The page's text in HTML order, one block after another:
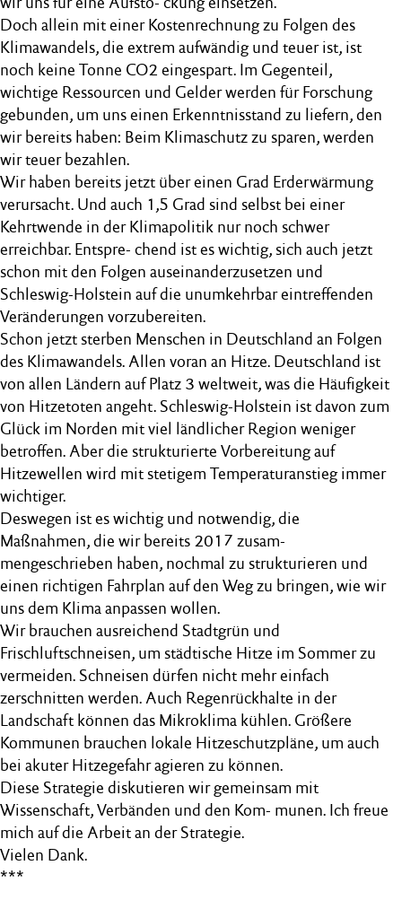
Doch allein mit einer Kostenrechnung zu Folgen des
Klimawandels, die extrem aufwändig und teuer ist, ist
noch keine Tonne CO2 eingespart. Im Gegenteil,
wichtige Ressourcen und Gelder werden für Forschung
gebunden, um uns einen Erkenntnisstand zu liefern, den
wir bereits haben: Beim Klimaschutz zu sparen, werden
wir teuer bezahlen.
Wir haben bereits jetzt über einen Grad Erderwärmung
verursacht. Und auch 1,5 Grad sind selbst bei einer
Kehrtwende in der Klimapolitik nur noch schwer
erreichbar. Entspre- chend ist es wichtig, sich auch jetzt
schon mit den Folgen auseinanderzusetzen und
Schleswig-Holstein auf die unumkehrbar eintreffenden
Veränderungen vorzubereiten.
Schon jetzt sterben Menschen in Deutschland an Folgen
des Klimawandels. Allen voran an Hitze. Deutschland ist
von allen Ländern auf Platz 3 weltweit, was die Häufigkeit
von Hitzetoten angeht. Schleswig-Holstein ist davon zum
Glück im Norden mit viel ländlicher Region weniger
betroffen. Aber die strukturierte Vorbereitung auf
Hitzewellen wird mit stetigem Temperaturanstieg immer
wichtiger.
Deswegen ist es wichtig und notwendig, die
Maßnahmen, die wir bereits 2017 zusam-
mengeschrieben haben, nochmal zu strukturieren und
einen richtigen Fahrplan auf den Weg zu bringen, wie wir
uns dem Klima anpassen wollen.
Wir brauchen ausreichend Stadtgrün und
Frischluftschneisen, um städtische Hitze im Sommer zu
vermeiden. Schneisen dürfen nicht mehr einfach
zerschnitten werden. Auch Regenrückhalte in der
Landschaft können das Mikroklima kühlen. Größere
Kommunen brauchen lokale Hitzeschutzpläne, um auch
bei akuter Hitzegefahr agieren zu können.
Diese Strategie diskutieren wir gemeinsam mit
Wissenschaft, Verbänden und den Kom- munen. Ich freue
mich auf die Arbeit an der Strategie.
Vielen Dank.
***